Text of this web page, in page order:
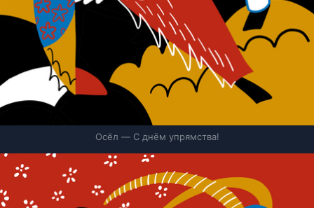
Осёл — С днём упрямства!